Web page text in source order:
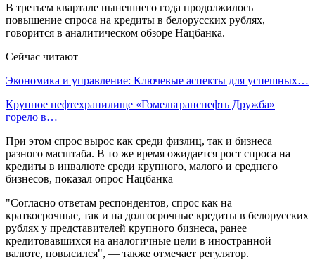
В третьем квартале нынешнего года продолжилось
повышение спроса на кредиты в белорусских рублях,
говорится в аналитическом обзоре Нацбанка.
Сейчас читают
Экономика и управление: Ключевые аспекты для успешных…
Крупное нефтехранилище «Гомельтранснефть Дружба»
горело в…
При этом спрос вырос как среди физлиц, так и бизнеса
разного масштаба. В то же время ожидается рост спроса на
кредиты в инвалюте среди крупного, малого и среднего
бизнесов, показал опрос Нацбанка
"Согласно ответам респондентов, спрос как на
краткосрочные, так и на долгосрочные кредиты в белорусских
рублях у представителей крупного бизнеса, ранее
кредитовавшихся на аналогичные цели в иностранной
валюте, повысился", — также отмечает регулятор.